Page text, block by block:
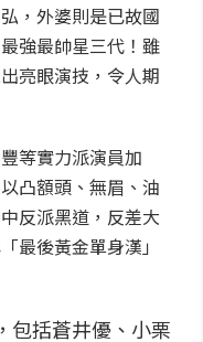
，外婆則是已故國
強最帥星三代！雖
亮眼演技，令人期
等實力派演員加
凸額頭、無眉、油
反派黑道，反差大
最後黃金單身漢」